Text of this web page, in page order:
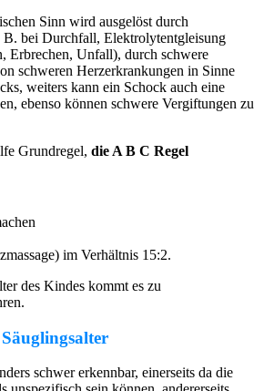
Sinn wird ausgelöst durch
bei Durchfall, Elektrolytentgleisung
Erbrechen, Unfall), durch schwere
schweren Herzerkrankungen in Sinne
weiters kann ein Schock auch eine
ebenso können schwere Vergiftungen zu
Grundregel, die A B C Regel
im Verhältnis 15:2.
des Kindes kommt es zu
schwer erkennbar, einerseits da die